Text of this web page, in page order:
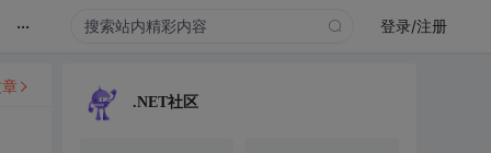
... 登录/注册
.NET社区